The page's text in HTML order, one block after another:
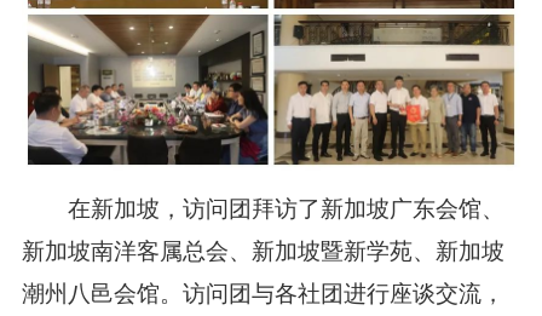
在新加坡， 访问团拜访了新加坡广东会馆、
新加坡南洋客属总会、新加坡暨新学苑、新加坡
潮州八邑会馆。 访问团与各社团进行座谈交流，